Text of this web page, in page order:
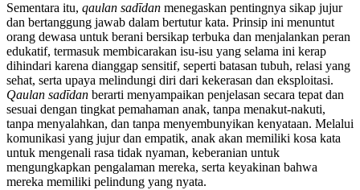
Sementara itu, qaulan sadīdan menegaskan pentingnya sikap jujur
dan bertanggung jawab dalam bertutur kata. Prinsip ini menuntut
orang dewasa untuk berani bersikap terbuka dan menjalankan peran
edukatif, termasuk membicarakan isu-isu yang selama ini kerap
dihindari karena dianggap sensitif, seperti batasan tubuh, relasi yang
sehat, serta upaya melindungi diri dari kekerasan dan eksploitasi.
Qaulan sadīdan berarti menyampaikan penjelasan secara tepat dan
sesuai dengan tingkat pemahaman anak, tanpa menakut-nakuti,
tanpa menyalahkan, dan tanpa menyembunyikan kenyataan. Melalui
komunikasi yang jujur dan empatik, anak akan memiliki kosa kata
untuk mengenali rasa tidak nyaman, keberanian untuk
mengungkapkan pengalaman mereka, serta keyakinan bahwa
mereka memiliki pelindung yang nyata.